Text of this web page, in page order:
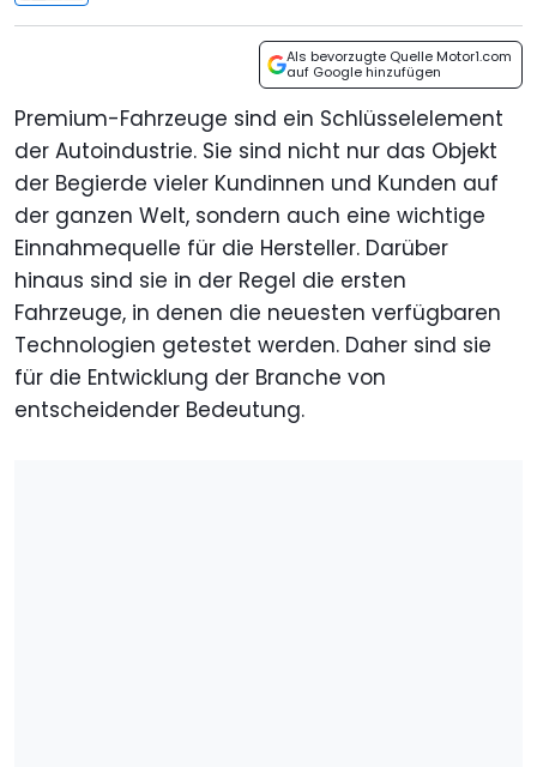
Als bevorzugte Quelle Motor1.com
auf Google hinzufügen
Premium-Fahrzeuge sind ein Schlüsselelement
der Autoindustrie. Sie sind nicht nur das Objekt
der Begierde vieler Kundinnen und Kunden auf
der ganzen Welt, sondern auch eine wichtige
Einnahmequelle für die Hersteller. Darüber
hinaus sind sie in der Regel die ersten
Fahrzeuge, in denen die neuesten verfügbaren
Technologien getestet werden. Daher sind sie
für die Entwicklung der Branche von
entscheidender Bedeutung.